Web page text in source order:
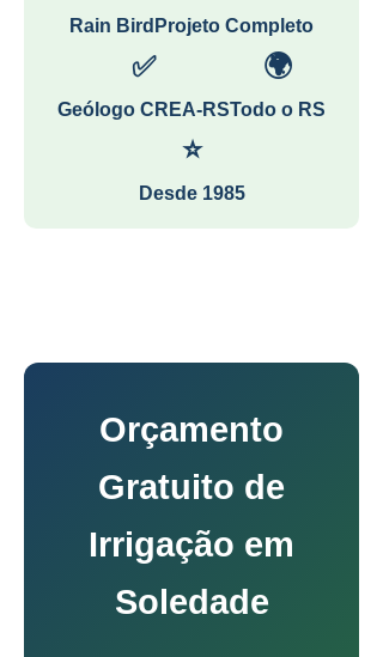
Rain BirdProjeto Completo
✅
Geólogo CREA-RS
🌍
Todo o RS
⭐
Desde 1985
Orçamento
Gratuito de
Irrigação em
Soledade